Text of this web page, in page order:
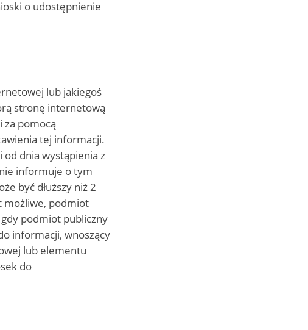
o udostępnienie
lub jakiegoś
stronę internetową
za pomocą
tej informacji.
od dnia wystąpienia z
informuje o tym
być dłuższy niż 2
możliwe, podmiot
podmiot publiczny
informacji, wnoszący
lub elementu
do